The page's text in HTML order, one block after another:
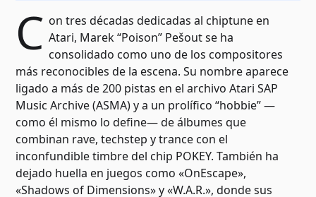
C on tres décadas dedicadas al chiptune en
Atari, Marek “Poison” Pešout se ha
consolidado como uno de los compositores
más reconocibles de la escena. Su nombre aparece
ligado a más de 200 pistas en el archivo Atari SAP
Music Archive (ASMA) y a un prolífico “hobbie” —
como él mismo lo define— de álbumes que
combinan rave, techstep y trance con el
inconfundible timbre del chip POKEY. También ha
dejado huella en juegos como «OnEscape»,
«Shadows of Dimensions» y «W.A.R.», donde sus